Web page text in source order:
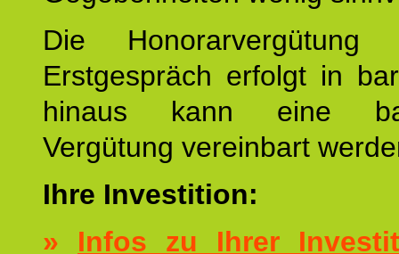
Die
Erstgespräch erfolgt in
hinaus kann eine
Vergütung vereinbart
Ihre Investition:
» Infos zu Ihrer